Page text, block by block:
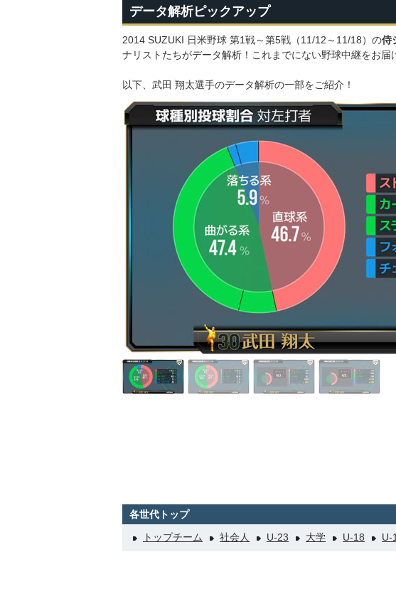
データ解析ピックアップ
2014 SUZUKI 日米野球 第1戦～第5戦（11/12～11/18）の侍
ナリストたちがデータ解析！これまでにない野球中継をお届
以下、武田 翔太選手のデータ解析の一部をご紹介！
各世代トップ
トップチーム
社会人 U-23 大学 U-18 U-